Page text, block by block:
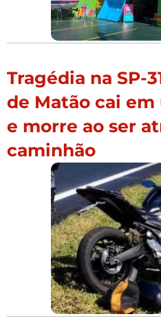
Tragédia na SP-
de Matão cai
e morre ao ser
caminhão